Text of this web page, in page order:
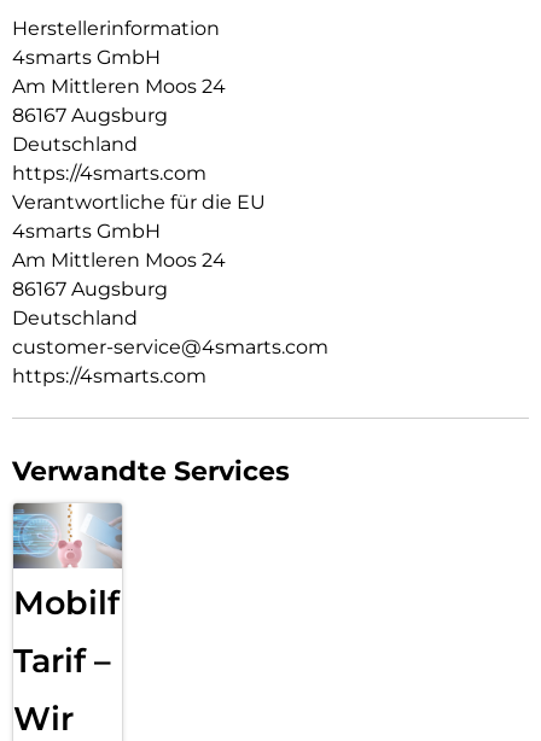
Schutzklappe vor Beschädigungen und Kratzern geschützt.
Mehrstufige Standfunktion:
Geräts mit zwei Betrachtungswinkeln für den Video- und den
Tastaturmodus. Die Schreib- und Betrachtungswinkel
entsprechen den Anforderungen des täglichen Gebrauchs
und sind somit praktisch und komfortabel. Die Möglichkeit,
das Tablet zu benutzen, ohne es ständig in der Hand halten
komfortabler und ermöglicht eine bequeme Sicht auf den
Bildschirm für die Filmwiedergabe.
Herstellerinformation
4smarts GmbH
Am Mittleren Moos 24
86167 Augsburg
Deutschland
https://4smarts.com
Verantwortliche für die EU
4smarts GmbH
Am Mittleren Moos 24
86167 Augsburg
Deutschland
customer-service@4smarts.com
https://4smarts.com
Verwandte Services
Mobilfunk
Tarif –
Wir